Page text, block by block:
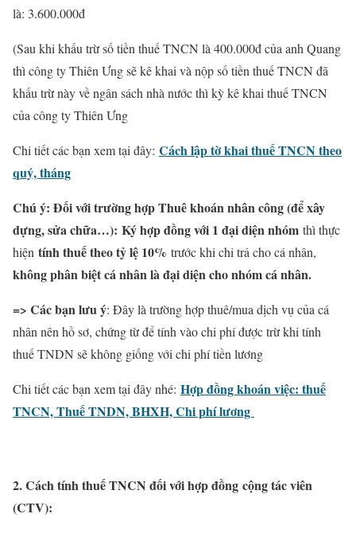
là: 3.600.000đ
(Sau khi khấu trừ số tiền thuế TNCN là 400.000đ của anh Quang
thì công ty Thiên Ưng sẽ kê khai và nộp số tiền thuế TNCN đã
khấu trừ này về ngân sách nhà nước thì kỳ kê khai thuế TNCN
của công ty Thiên Ưng
Chi tiết các bạn xem tại đây: Cách lập tờ khai thuế TNCN theo
quý, tháng
Chú ý: Đối với trường hợp Thuê khoán nhân công (để xây
dựng, sửa chữa…): Ký hợp đồng với 1 đại diện nhóm thì thực
hiện tính thuế theo tỷ lệ 10% trước khi chi trả cho cá nhân,
không phân biệt cá nhân là đại diện cho nhóm cá nhân.
=> Các bạn lưu ý: Đây là trường hợp thuê/mua dịch vụ của cá
nhân nên hồ sơ, chứng từ để tính vào chi phí được trừ khi tính
thuế TNDN sẽ không giống với chi phí tiền lương
Chi tiết các bạn xem tại đây nhé: Hợp đồng khoán việc: thuế
TNCN, Thuế TNDN, BHXH, Chi phí lương
2. Cách tính thuế TNCN đối với hợp đồng cộng tác viên
(CTV):